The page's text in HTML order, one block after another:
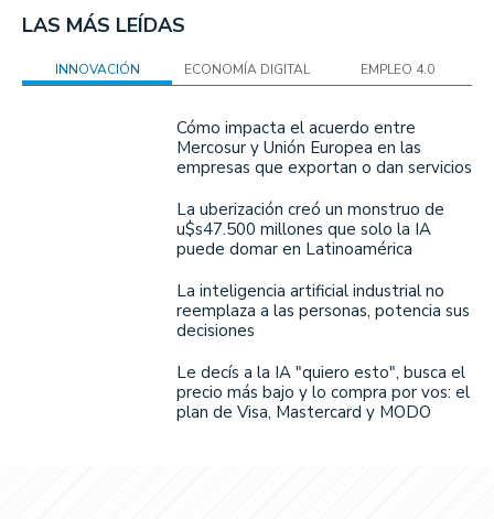
LAS MÁS LEÍDAS
INNOVACIÓN ECONOMÍA DIGITAL EMPLEO 4.0
Cómo impacta el acuerdo entre
Mercosur y Unión Europea en las
empresas que exportan o dan servicios
La uberización creó un monstruo de
u$s47.500 millones que solo la IA
puede domar en Latinoamérica
La inteligencia artificial industrial no
reemplaza a las personas, potencia sus
decisiones
Le decís a la IA "quiero esto", busca el
precio más bajo y lo compra por vos: el
plan de Visa, Mastercard y MODO